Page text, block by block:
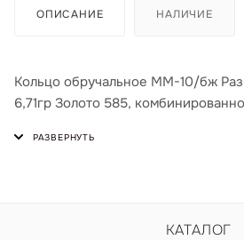
ОПИСАНИЕ НАЛИЧИЕ
Кольцо обручальное ММ-10/бж
6,71гр Золото 585,
КАТАЛОГ